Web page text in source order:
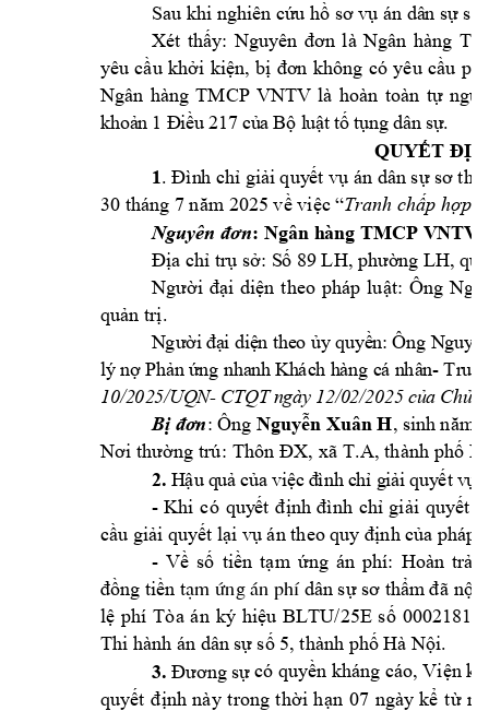
Sau khi nghiên cứu hồ sơ vụ án dân sự sơ
Xét thấy: Nguyên đơn là Ngân hàng
yêu cầu khởi kiện, bị đơn không có yêu cầu
Ngân hàng TMCP VNTV là hoàn toàn tự
khoản 1 Điều 217 của Bộ luật tố tụng dân sự.
QUYẾT
1. Đình chỉ giải quyết vụ án dân sự sơ thẩ
30 tháng 7 năm 2025 về việc “Tranh chấp hợp
Nguyên đơn: Ngân hàng TMCP VNTV
Địa chỉ trụ sở: Số 89 LH, phường LH,
Người đại diện theo pháp luật: Ông Ngô
quản trị.
Người đại diện theo ủy quyền: Ông Nguy
lý nợ Phản ứng nhanh Khách hàng cá nhân- Trun
10/2025/UQN- CTQT ngày 12/02/2025 của Chủ
Bị đơn: Ông Nguyễn Xuân H, sinh năm
Nơi thường trú: Thôn ĐX, xã T.A, thành phố
2. Hậu quả củaviệc đình chỉ giải quyết vụ
- Khi có quyết định đình chỉ giải quyết
cầu giải quyết lại vụ án theo quy định của pháp
- Về số tiền tạm ứng án phí: Hoàn trả
đồng tiền t¹m øng ¸n phÝ dân sự sơ thẩm đã nộp
lệ phí Tòa án ký hiệu BLTU/25E số 0002181
Thi hành án dân sự số 5, thành phố Hà Nội.
3. Đương sựcó quyền kháng cáo, Viện
quyết định này trong thời hạn 07 ngày kể từ